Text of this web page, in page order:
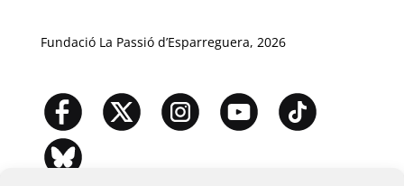
Fundació La Passió d’Esparreguera, 2026